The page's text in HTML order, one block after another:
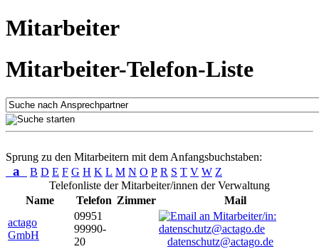
Mitarbeiter
Mitarbeiter-Telefon-Liste
Sprung zu den Mitarbeitern mit dem Anfangsbuchstaben:
a B D E F G H K L M N O P R S T V W Z
Telefonliste der Mitarbeiter/innen der Verwaltung
Name
Telefon Zimmer
Mail
actago
GmbH
09951
99990-
20
datenschutz@actago.de